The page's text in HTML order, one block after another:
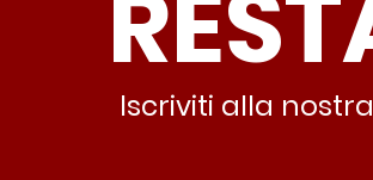
nessuno interviene”
Iscriviti alla